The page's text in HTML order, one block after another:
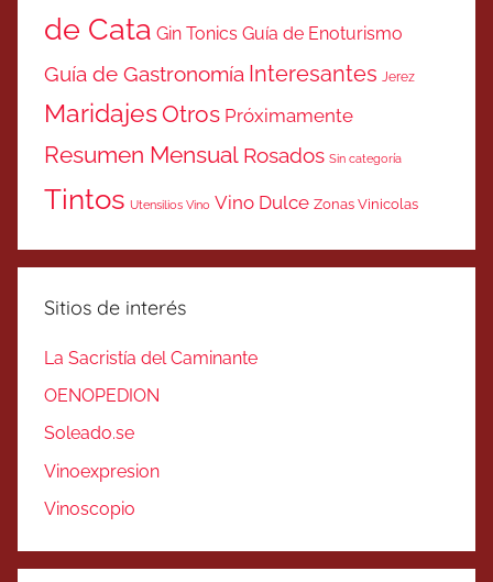
de Cata Gin Tonics Guía de Enoturismo
Guía de Gastronomía Interesantes Jerez
MaridajesOtros Próximamente
Resumen Mensual Rosados Sin categoría
Tintos Utensilios Vino Vino Dulce Zonas Vinicolas
Sitios de interés
La Sacristía del Caminante
OENOPEDION
Soleado.se
Vinoexpresion
Vinoscopio